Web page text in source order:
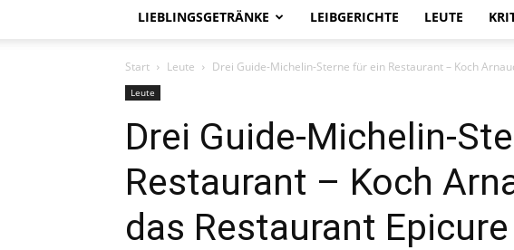
LIEBLINGSGETRÄNKE LEIBGERICHTE LEUTE
Start Leute Drei Guide-Michelin-Sterne für ein Restaurant – Koch
Leute
Drei Guide-Michelin-
Restaurant – Koch
das Restaurant